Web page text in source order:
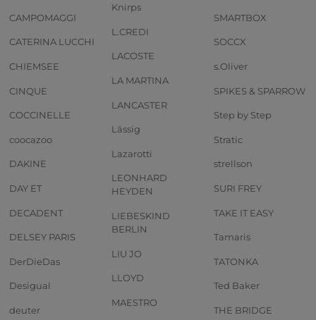
CAMPOMAGGI
CATERINA LUCCHI
CHIEMSEE
CINQUE
COCCINELLE
coocazoo
DAKINE
DAY ET
DECADENT
DELSEY PARIS
DerDieDas
Desigual
deuter
Knirps
L.CREDI
LACOSTE
LA MARTINA
LANCASTER
Lässig
Lazarotti
LEONHARD
HEYDEN
LIEBESKIND
BERLIN
LIU JO
LLOYD
MAESTRO
SMARTBOX
SOCCX
s.Oliver
SPIKES & SPARROW
Step by Step
Stratic
strellson
SURI FREY
TAKE IT EASY
Tamaris
TATONKA
Ted Baker
THE BRIDGE